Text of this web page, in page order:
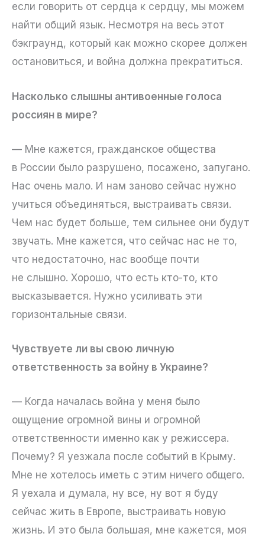
если говорить от сердца к сердцу, мы можем
найти общий язык. Несмотря на весь этот
бэкграунд, который как можно скорее должен
остановиться, и война должна прекратиться.
Насколько слышны антивоенные голоса
россиян в мире?
— Мне кажется, гражданское общества
в России было разрушено, посажено, запугано.
Нас очень мало. И нам заново сейчас нужно
учиться объединяться, выстраивать связи.
Чем нас будет больше, тем сильнее они будут
звучать. Мне кажется, что сейчас нас не то,
что недостаточно, нас вообще почти
не слышно. Хорошо, что есть кто-то, кто
высказывается. Нужно усиливать эти
горизонтальные связи.
Чувствуете ли вы свою личную
ответственность за войну в Украине?
— Когда началась война у меня было
ощущение огромной вины и огромной
ответственности именно как у режиссера.
Почему? Я уезжала после событий в Крыму.
Мне не хотелось иметь с этим ничего общего.
Я уехала и думала, ну все, ну вот я буду
сейчас жить в Европе, выстраивать новую
жизнь. И это была большая, мне кажется, моя